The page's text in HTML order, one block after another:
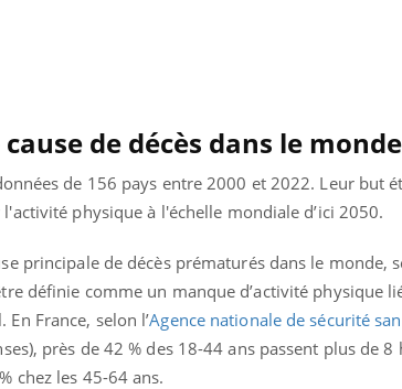
de décès dans le monde
de 156 pays entre 2000 et 2022. Leur but
physique à l'échelle mondiale d’ici 2050.
principale de décès prématurés dans le monde,
définie comme un manque d’activité physique
France, selon l’Agence nationale de sécurité
près de 42 % des 18-44 ans passent plus de 8
chez les 45-64 ans.